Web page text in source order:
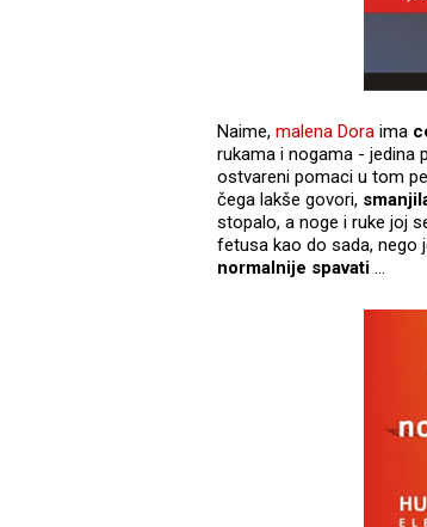
Naime, malena Dora ima
rukama i nogama - jedina
ostvareni pomaci u tom
čega lakše govori,
stopalo, a noge i ruke joj
fetusa kao do sada, nego
normalnije spavati ...